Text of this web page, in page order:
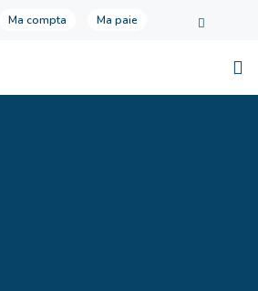
Ma compta Ma paie